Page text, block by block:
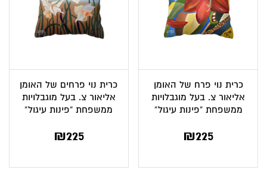
כרית נוי פרח של האומן
אליאור צ. בעל מוגבלויות
ממשפחת “פינות עיגול”
₪225
כרית נוי פרחים של האומן
אליאור צ. בעל מוגבלויות
ממשפחת “פינות עיגול”
₪225